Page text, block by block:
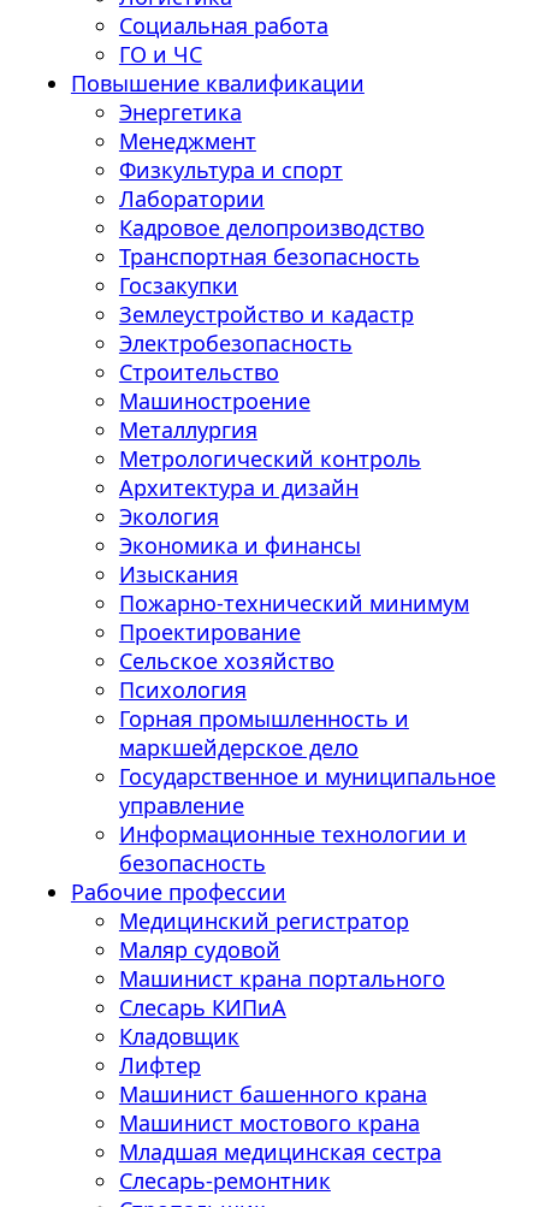
Социальная работа
ГО и ЧС
Повышение квалификации
Энергетика
Менеджмент
Физкультура и спорт
Лаборатории
Кадровое делопроизводство
Транспортная безопасность
Госзакупки
Землеустройство и кадастр
Электробезопасность
Строительство
Машиностроение
Металлургия
Метрологический контроль
Архитектура и дизайн
Экология
Экономика и финансы
Изыскания
Пожарно-технический минимум
Проектирование
Сельское хозяйство
Психология
Горная промышленность и
маркшейдерское дело
Государственное и муниципальное
управление
Информационные технологии и
безопасность
Рабочие профессии
Медицинский регистратор
Маляр судовой
Машинист крана портального
Слесарь КИПиА
Кладовщик
Лифтер
Машинист башенного крана
Машинист мостового крана
Младшая медицинская сестра
Слесарь-ремонтник